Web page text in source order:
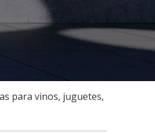
Français
para vinos, juguetes,